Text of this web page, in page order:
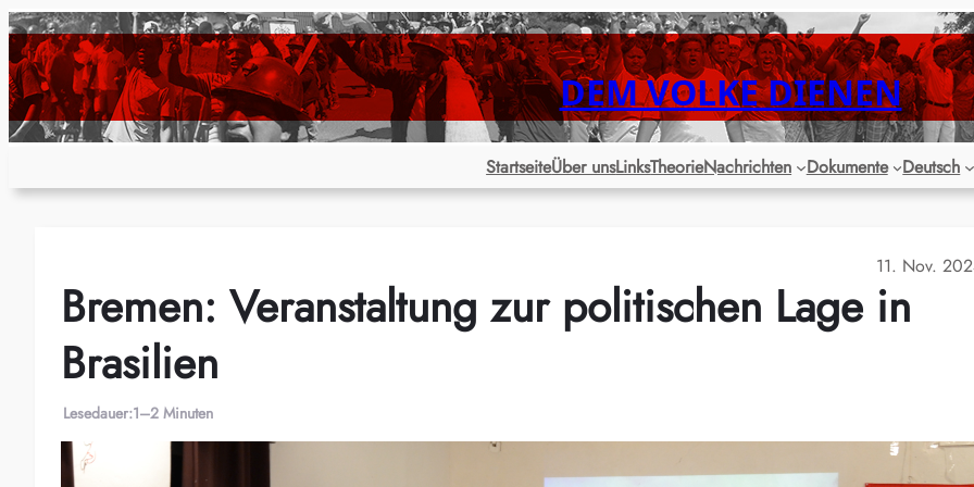
Zum
Inhalt
springen
DEM VOLKE DIENEN
StartseiteÜber unsLinksTheorieNachrichten Dokumente Deutsch
11. Nov.
Bremen: Veranstaltung zur politischen Lage in
Brasilien
Lesedauer:1–2 Minuten